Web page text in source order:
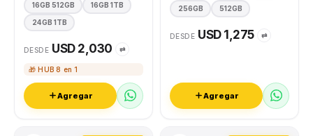
16GB 512GB 16GB 1TB
24GB 1TB
DESDE USD 2,030 ⇄
🎁 HUB 8 en 1
Agregar
256GB 512GB
DESDE USD 1,275 ⇄
Agregar